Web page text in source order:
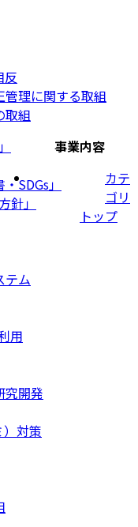
反
理に関する取組
取組
SDGs」
針」
事業内容
カテ
ゴリ
トップ
テム
用
究開発
対策